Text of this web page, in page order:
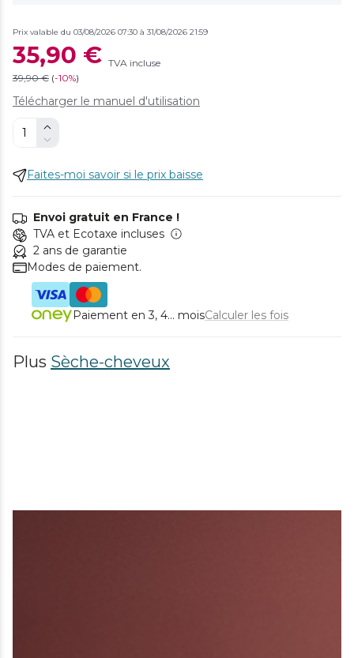
Prix valable du 03/08/2026 07:30 à 31/08/2026 21:59
35,90 € TVA incluse
39,90 € (-10%)
Télécharger le manuel d'utilisation
Faites-moi savoir si le prix baisse
Envoi gratuit en France !
TVA et Ecotaxe incluses
2 ans de garantie
Modes de paiement.
Paiement en 3, 4... moisCalculer les fois
Plus Sèche-cheveux